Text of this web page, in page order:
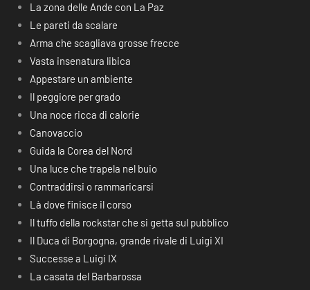
La zona delle Ande con La Paz
Le pareti da scalare
Arma che scagliava grosse frecce
Vasta insenatura libica
Appestare un ambiente
Il peggiore per grado
Una noce ricca di calorie
Canovaccio
Guida la Corea del Nord
Una luce che trapela nel buio
Contraddirsi o rammaricarsi
Là dove finisce il corso
Il tuffo della rockstar che si getta sul pubblico
Il Duca di Borgogna, grande rivale di Luigi XI
Successe a Luigi IX
La casata del Barbarossa